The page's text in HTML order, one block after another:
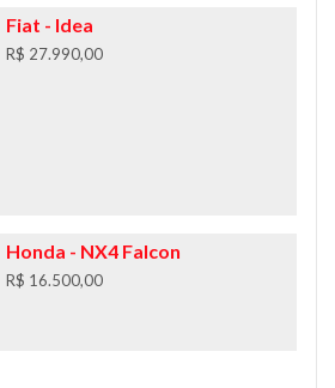
Fiat - Idea
R$ 27.990,00
Honda - NX4 Falcon
R$ 16.500,00